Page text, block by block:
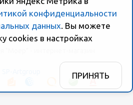
конфиденциальности
данных. Вы можете
сookies в настройках
ПРИНЯТЬ
"Моер" - интернет-магазин